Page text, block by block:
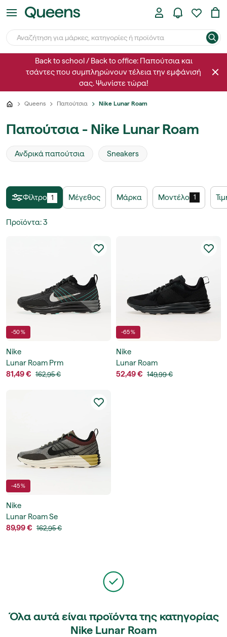
Back to school / Back to office: Παπούτσια και
τσάντες που συμπληρώνουν τέλεια την εμφάνισή
σας. Ψωνίστε τώρα!
Queens Παπούτσια Nike Lunar Roam
Παπούτσια - Nike Lunar Roam
Ανδρικά παπούτσια Sneakers
Φίλτρο 1 Μέγεθος Μάρκα Μοντέλο 1
Προϊόντα:3
-50 %
Nike
Lunar Roam Prm
81,49 € 162,95 €
-65 %
Nike
Lunar Roam
52,49 € 149,99 €
-45 %
Nike
Lunar Roam Se
89,99 € 162,95 €
Όλα αυτά είναι προϊόντα της κατηγορίας
Nike Lunar Roam